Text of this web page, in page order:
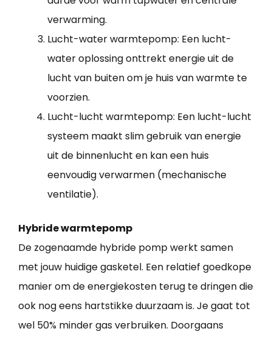
verwarming.
Lucht-water warmtepomp: Een lucht-
water oplossing onttrekt energie uit de
lucht van buiten om je huis van warmte te
voorzien.
Lucht-lucht warmtepomp: Een lucht-lucht
systeem maakt slim gebruik van energie
uit de binnenlucht en kan een huis
eenvoudig verwarmen (mechanische
ventilatie).
Hybride warmtepomp
De zogenaamde hybride pomp werkt samen
met jouw huidige gasketel. Een relatief goedkope
manier om de energiekosten terug te dringen die
ook nog eens hartstikke duurzaam is. Je gaat tot
wel 50% minder gas verbruiken. Doorgaans